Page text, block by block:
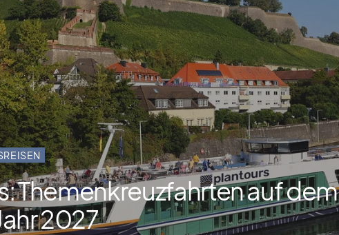
Themenkreuzfahrten auf dem
2027